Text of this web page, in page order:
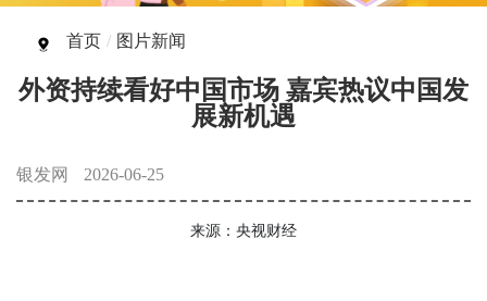
首页 / 图片新闻
外资持续看好中国市场 嘉宾热议中国发
展新机遇
银发网 2026-06-25
来源：央视财经